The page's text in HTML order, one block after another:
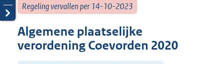
Regeling vervallen per 14-10-2023
Algemene plaatselijke
verordening Coevorden 2020